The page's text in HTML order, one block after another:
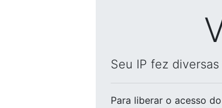
Seu IP fez
Para liberar o acesso